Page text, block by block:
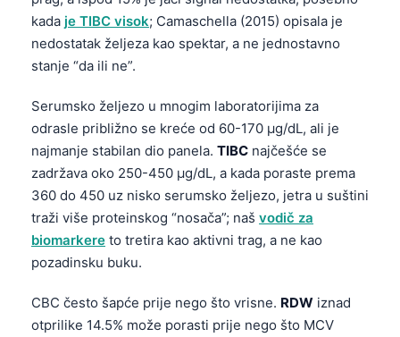
kada je TIBC visok; Camaschella (2015) opisala je
nedostatak željeza kao spektar, a ne jednostavno
stanje “da ili ne”.
Serumsko željezo u mnogim laboratorijima za
odrasle približno se kreće od 60-170 µg/dL, ali je
najmanje stabilan dio panela. TIBC najčešće se
zadržava oko 250-450 µg/dL, a kada poraste prema
360 do 450 uz nisko serumsko željezo, jetra u suštini
traži više proteinskog “nosača”; naš vodič za
biomarkere to tretira kao aktivni trag, a ne kao
pozadinsku buku.
CBC često šapće prije nego što vrisne. RDW iznad
otprilike 14.5% može porasti prije nego što MCV